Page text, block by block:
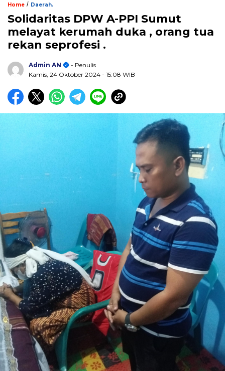
Home / Daerah.
Solidaritas DPW A-PPI Sumut
melayat kerumah duka , orang tua
rekan seprofesi .
Admin AN
- Penulis
Kamis, 24 Oktober 2024 - 15:08 WIB